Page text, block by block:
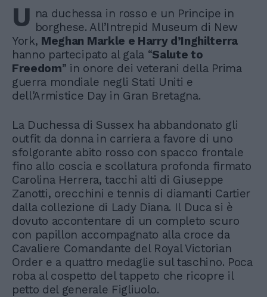
U na duchessa in rosso e un Principe in
borghese. All’Intrepid Museum di New
York, Meghan Markle e Harry d’Inghilterra
hanno partecipato al gala “Salute to
Freedom” in onore dei veterani della Prima
guerra mondiale negli Stati Uniti e
dell'Armistice Day in Gran Bretagna.
La Duchessa di Sussex ha abbandonato gli
outfit da donna in carriera a favore di uno
sfolgorante abito rosso con spacco frontale
fino allo coscia e scollatura profonda firmato
Carolina Herrera, tacchi alti di Giuseppe
Zanotti, orecchini e tennis di diamanti Cartier
dalla collezione di Lady Diana. Il Duca si è
dovuto accontentare di un completo scuro
con papillon accompagnato alla croce da
Cavaliere Comandante del Royal Victorian
Order e a quattro medaglie sul taschino. Poca
roba al cospetto del tappeto che ricopre il
petto del generale Figliuolo.